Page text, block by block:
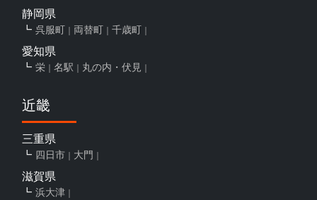
静岡県
呉服町 両替町 千歳町
愛知県
栄 名駅 丸の内・伏見
近畿
三重県
四日市 大門
滋賀県
浜大津